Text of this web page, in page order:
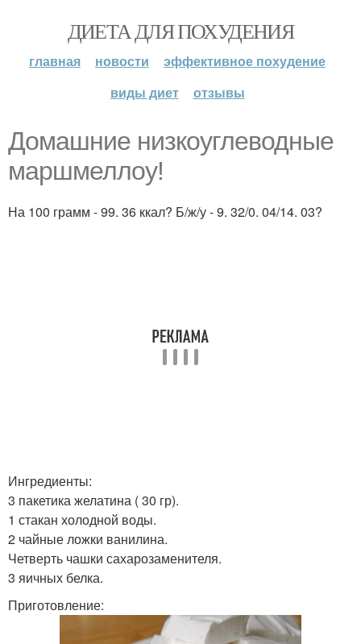
ДИЕТА ДЛЯ ПОХУДЕНИЯ
главная новости
эффективное похудение
виды диет
отзывы
Домашние низкоуглеводные
маршмеллоу!
На 100 грамм - 99. 36 ккал? Б/ж/у - 9. 32/0. 04/14. 03?
Ингредиенты:
3 пакетика желатина ( 30 гр).
1 стакан холодной воды.
2 чайные ложки ванилина.
Четверть чашки сахарозаменителя.
3 яичных белка.
Приготовление: